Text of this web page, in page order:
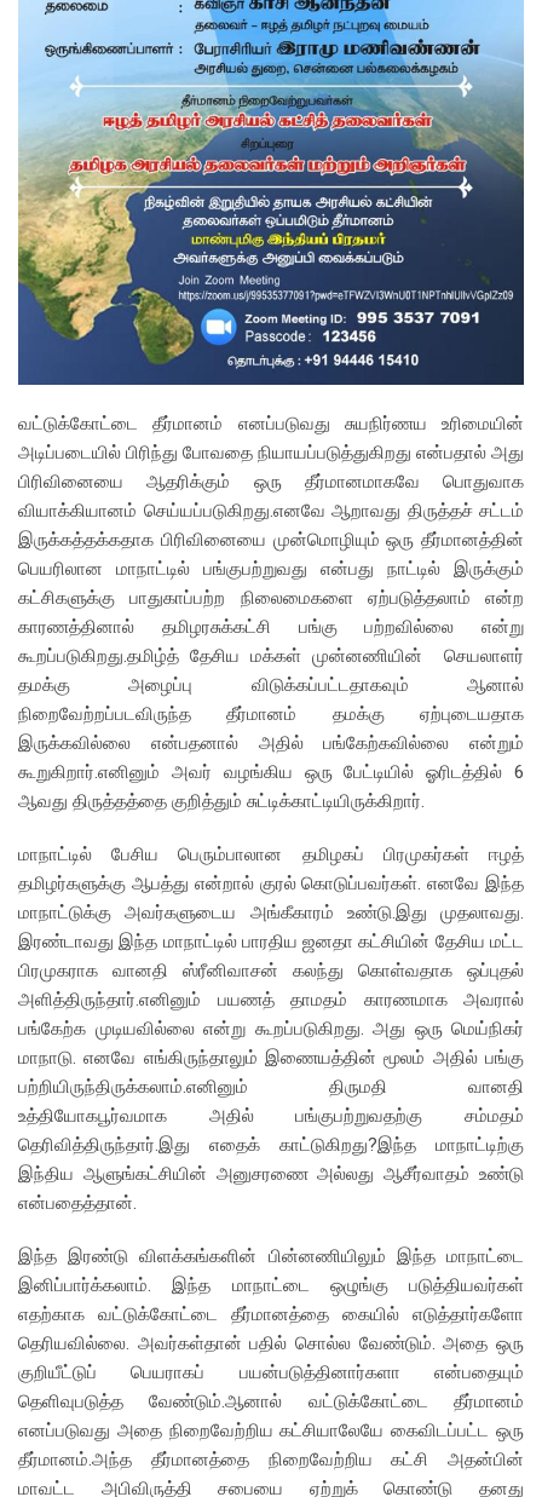
வட்டுக்கோட்டை தீர்மானம் எனப்படுவது சுயநிர்ணய உரிமையின்
அடிப்படையில் பிரிந்து போவதை நியாயப்படுத்துகிறது என்பதால் அது
பிரிவினையை ஆதரிக்கும் ஒரு தீர்மானமாகவே பொதுவாக
வியாக்கியானம் செய்யப்படுகிறது.எனவே ஆறாவது திருத்தச் சட்டம்
இருக்கத்தக்கதாக பிரிவினையை முன்மொழியும் ஒரு தீர்மானத்தின்
பெயரிலான மாநாட்டில் பங்குபற்றுவது என்பது நாட்டில் இருக்கும்
கட்சிகளுக்கு பாதுகாப்பற்ற நிலைமைகளை ஏற்படுத்தலாம் என்ற
காரணத்தினால் தமிழரசுக்கட்சி பங்கு பற்றவில்லை என்று
கூறப்படுகிறது.தமிழ்த் தேசிய மக்கள் முன்னணியின் செயலாளர்
தமக்கு அழைப்பு விடுக்கப்பட்டதாகவும் ஆனால்
நிறைவேற்றப்படவிருந்த தீர்மானம் தமக்கு ஏற்புடையதாக
இருக்கவில்லை என்பதனால் அதில் பங்கேற்கவில்லை என்றும்
கூறுகிறார்.எனினும் அவர் வழங்கிய ஒரு பேட்டியில் ஓரிடத்தில் 6
ஆவது திருத்தத்தை குறித்தும் சுட்டிக்காட்டியிருக்கிறார்.
மாநாட்டில் பேசிய பெரும்பாலான தமிழகப் பிரமுகர்கள் ஈழத்
தமிழர்களுக்கு ஆபத்து என்றால் குரல் கொடுப்பவர்கள். எனவே இந்த
மாநாட்டுக்கு அவர்களுடைய அங்கீகாரம் உண்டு.இது முதலாவது.
இரண்டாவது இந்த மாநாட்டில் பாரதிய ஜனதா கட்சியின் தேசிய மட்ட
பிரமுகராக வானதி ஸ்ரீனிவாசன் கலந்து கொள்வதாக ஒப்புதல்
அளித்திருந்தார்.எனினும் பயணத் தாமதம் காரணமாக அவரால்
பங்கேற்க முடியவில்லை என்று கூறப்படுகிறது. அது ஒரு மெய்நிகர்
மாநாடு. எனவே எங்கிருந்தாலும் இணையத்தின் மூலம் அதில் பங்கு
பற்றியிருந்திருக்கலாம்.எனினும் திருமதி வானதி
உத்தியோகபூர்வமாக அதில் பங்குபற்றுவதற்கு சம்மதம்
தெரிவித்திருந்தார்.இது எதைக் காட்டுகிறது?இந்த மாநாட்டிற்கு
இந்திய ஆளுங்கட்சியின் அனுசரணை அல்லது ஆசீர்வாதம் உண்டு
என்பதைத்தான்.
இந்த இரண்டு விளக்கங்களின் பின்னணியிலும் இந்த மாநாட்டை
இனிப்பார்க்கலாம். இந்த மாநாட்டை ஒழுங்கு படுத்தியவர்கள்
எதற்காக வட்டுக்கோட்டை தீர்மானத்தை கையில் எடுத்தார்களோ
தெரியவில்லை. அவர்கள்தான் பதில் சொல்ல வேண்டும். அதை ஒரு
குறியீட்டுப் பெயராகப் பயன்படுத்தினார்களா என்பதையும்
தெளிவுபடுத்த வேண்டும்.ஆனால் வட்டுக்கோட்டை தீர்மானம்
எனப்படுவது அதை நிறைவேற்றிய கட்சியாலேயே கைவிடப்பட்ட ஒரு
தீர்மானம்.அந்த தீர்மானத்தை நிறைவேற்றிய கட்சி அதன்பின்
மாவட்ட அபிவிருத்தி சபையை ஏற்றுக் கொண்டு தனது